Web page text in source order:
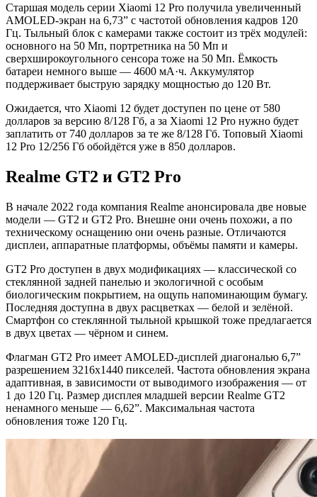
Старшая модель серии Xiaomi 12 Pro получила увеличенный
AMOLED-экран на 6,73” с частотой обновления кадров 120
Гц. Тыльный блок с камерами также состоит из трёх модулей:
основного на 50 Мп, портретника на 50 Мп и
сверхширокоугольного сенсора тоже на 50 Мп. Ёмкость
батареи немного выше — 4600 мА·ч. Аккумулятор
поддерживает быструю зарядку мощностью до 120 Вт.
Ожидается, что Xiaomi 12 будет доступен по цене от 580
долларов за версию 8/128 Гб, а за Xiaomi 12 Pro нужно будет
заплатить от 740 долларов за те же 8/128 Гб. Топовый Xiaomi
12 Pro 12/256 Гб обойдётся уже в 850 долларов.
Realme GT2 и GT2 Pro
В начале 2022 года компания Realme анонсировала две новые
модели — GT2 и GT2 Pro. Внешне они очень похожи, а по
техническому оснащению они очень разные. Отличаются
дисплеи, аппаратные платформы, объёмы памяти и камеры.
GT2 Pro доступен в двух модификациях — классической со
стеклянной задней панелью и экологичной с особым
биологическим покрытием, на ощупь напоминающим бумагу.
Последняя доступна в двух расцветках — белой и зелёной.
Смартфон со стеклянной тыльной крышкой тоже предлагается
в двух цветах — чёрном и синем.
Флагман GT2 Pro имеет AMOLED-дисплей диагональю 6,7”
разрешением 3216х1440 пикселей. Частота обновления экрана
адаптивная, в зависимости от выводимого изображения — от
1 до 120 Гц. Размер дисплея младшей версии Realme GT2
ненамного меньше — 6,62”. Максимальная частота
обновления тоже 120 Гц.